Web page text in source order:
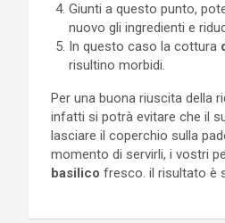
Giunti a questo punto,
nuovo gli ingredienti e
In questo caso la cottura
risultino morbidi.
Per una buona riuscita della
infatti si potrà evitare che il
lasciare il coperchio sulla
momento di servirli, i vostri
basilico fresco. il risultato è